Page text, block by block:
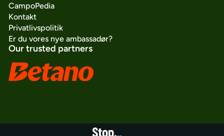
CampoPedia
Kontakt
Privatlivspolitik
Er du vores nye ambassadør?
Our trusted partners